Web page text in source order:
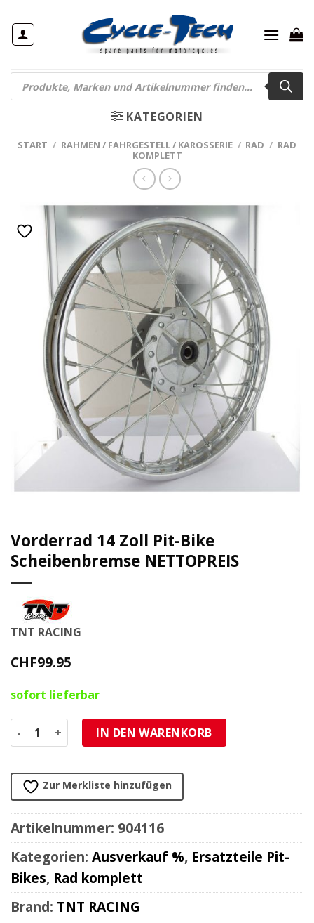
Inhalt
springen
Products
search
KATEGORIEN
START / RAHMEN / FAHRGESTELL / KAROSSERIE / RAD / RAD
KOMPLETT
Vorderrad 14 Zoll Pit-Bike
Scheibenbremse NETTOPREIS
TNT RACING
CHF99.95
sofort lieferbar
Vorderrad 14 Zoll Pit-Bike Scheibenbremse NETTOPREIS
IN DEN WARENKORB
Zur Merkliste hinzufügen
Artikelnummer: 904116
Kategorien: Ausverkauf %, Ersatzteile Pit-
Bikes, Rad komplett
Brand: TNT RACING